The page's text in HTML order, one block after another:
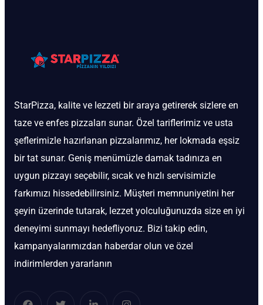
StarPizza, kalite ve lezzeti bir araya getirerek sizlere en
taze ve enfes pizzaları sunar. Özel tariflerimiz ve usta
şeflerimizle hazırlanan pizzalarımız, her lokmada eşsiz
bir tat sunar. Geniş menümüzle damak tadınıza en
uygun pizzayı seçebilir, sıcak ve hızlı servisimizle
farkımızı hissedebilirsiniz. Müşteri memnuniyetini her
şeyin üzerinde tutarak, lezzet yolculuğunuzda size en iyi
deneyimi sunmayı hedefliyoruz. Bizi takip edin,
kampanyalarımızdan haberdar olun ve özel
indirimlerden yararlanın